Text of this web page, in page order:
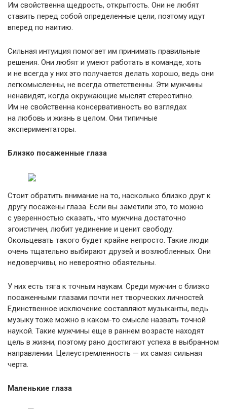
Им свойственна щедрость, открытость. Они не любят
ставить перед собой определенные цели, поэтому идут
вперед по наитию.
Сильная интуиция помогает им принимать правильные
решения. Они любят и умеют работать в команде, хоть
и не всегда у них это получается делать хорошо, ведь они
легкомысленны, не всегда ответственны. Эти мужчины
ненавидят, когда окружающие мыслят стереотипно.
Им не свойственна консервативность во взглядах
на любовь и жизнь в целом. Они типичные
экспериментаторы.
Близко посаженные глаза
Стоит обратить внимание на то, насколько близко друг к
другу посажены глаза. Если вы заметили это, то можно
с уверенностью сказать, что мужчина достаточно
эгоистичен, любит уединение и ценит свободу.
Окольцевать такого будет крайне непросто. Такие люди
очень тщательно выбирают друзей и возлюбленных. Они
недоверчивы, но невероятно обаятельны.
У них есть тяга к точным наукам. Среди мужчин с близко
посаженными глазами почти нет творческих личностей.
Единственное исключение составляют музыканты, ведь
музыку тоже можно в каком-то смысле назвать точной
наукой. Такие мужчины еще в раннем возрасте находят
цель в жизни, поэтому рано достигают успеха в выбранном
направлении. Целеустремленность — их самая сильная
черта.
Маленькие глаза